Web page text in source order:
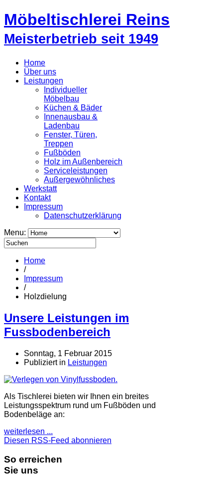
Möbeltischlerei Reins
Meisterbetrieb seit 1949
Home
Über uns
Leistungen
Individueller
Möbelbau
Küchen & Bäder
Innenausbau &
Ladenbau
Fenster, Türen,
Treppen
Fußböden
Holz im Außenbereich
Serviceleistungen
Außergewöhnliches
Werkstatt
Kontakt
Impressum
Datenschutzerklärung
Menu:
Home
/
Impressum
/
Holzdielung
Unsere Leistungen im
Fussbodenbereich
Sonntag, 1 Februar 2015
Publiziert in Leistungen
Als Tischlerei bieten wir Ihnen ein breites
Leistungsspektrum rund um Fußböden und
Bodenbeläge an:
weiterlesen ...
Diesen RSS-Feed abonnieren
So erreichen
Sie uns